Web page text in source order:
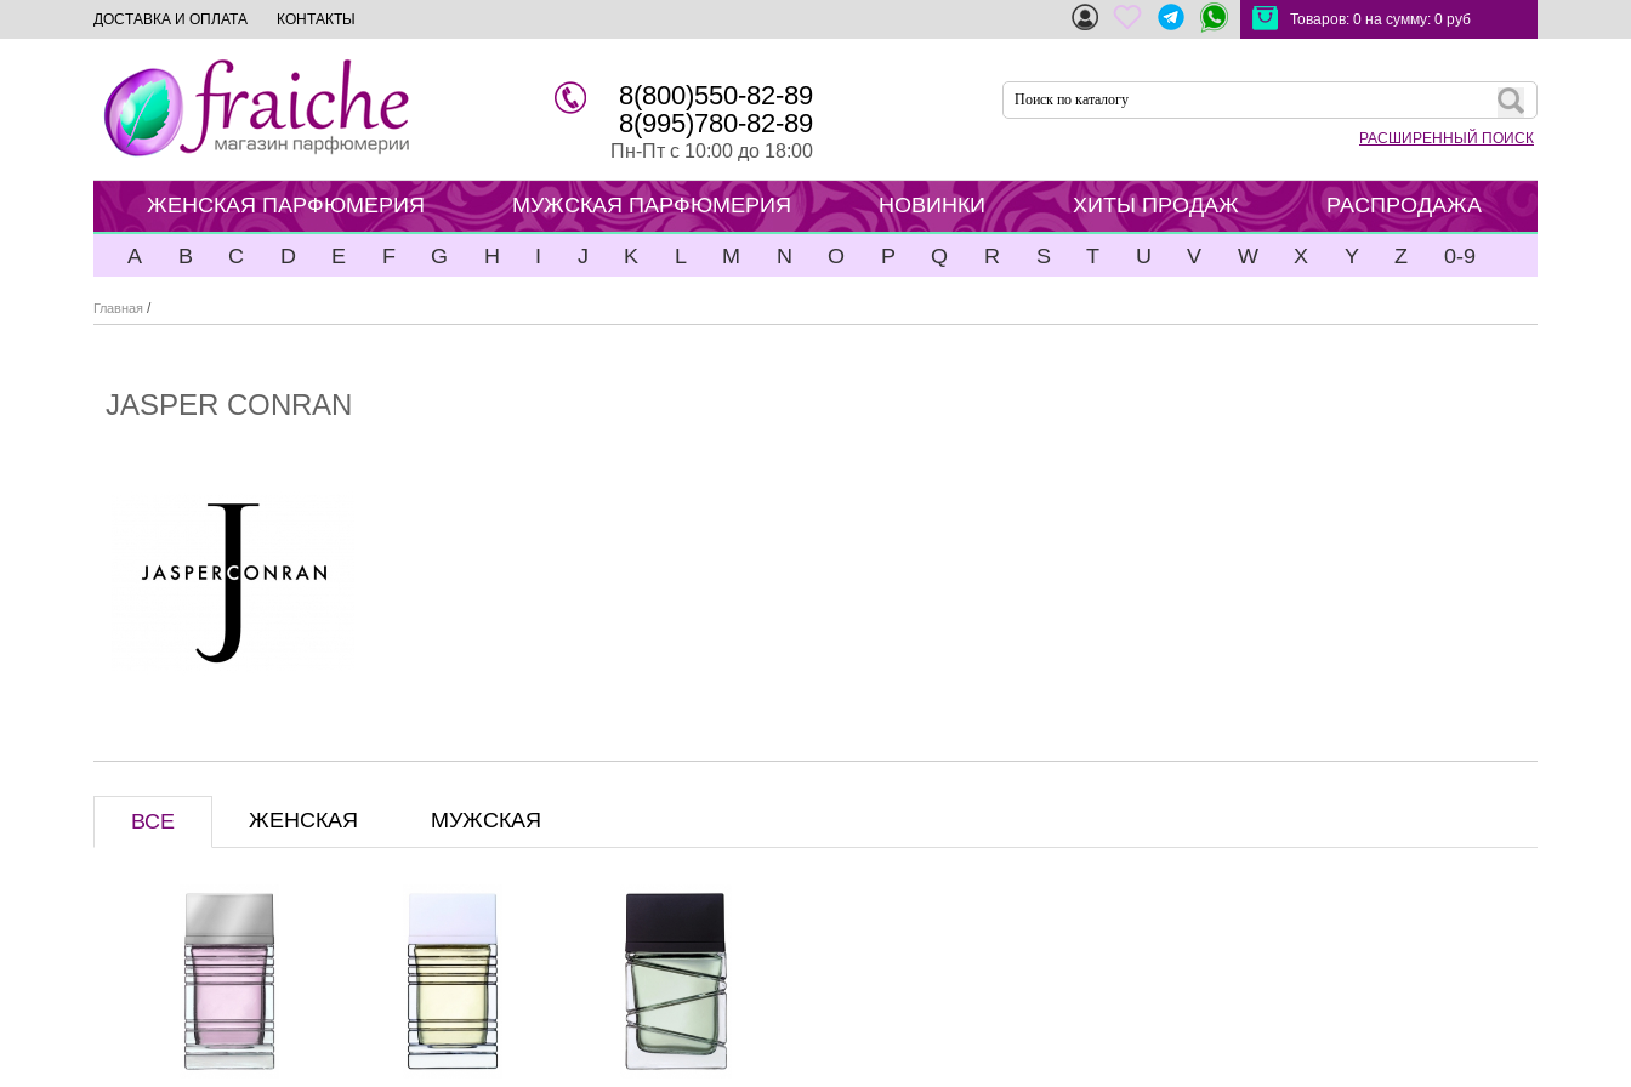
ДОСТАВКА И ОПЛАТА КОНТАКТЫ Товаров: 0 на сумму: 0 руб
8(800)550-82-89
8(995)780-82-89
Пн-Пт с 10:00 до 18:00
РАСШИРЕННЫЙ ПОИСК
ЖЕНСКАЯ ПАРФЮМЕРИЯ МУЖСКАЯ ПАРФЮМЕРИЯ НОВИНКИ ХИТЫ ПРОДАЖ РАСПРОДАЖА
A B C D E F G H I J K L M N O P Q R S T U V W X Y Z 0-9
Главная /
JASPER CONRAN
ВСЕ ЖЕНСКАЯ МУЖСКАЯ